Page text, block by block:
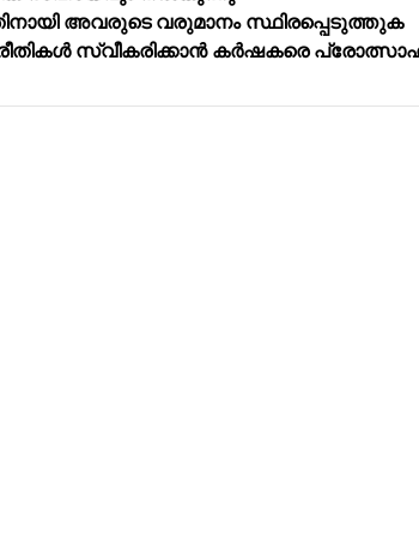
അവരുടെ വരുമാനം സ്ഥിരപ്പെടുത്തുക
സ്വീകരിക്കാൻ കർഷകരെ